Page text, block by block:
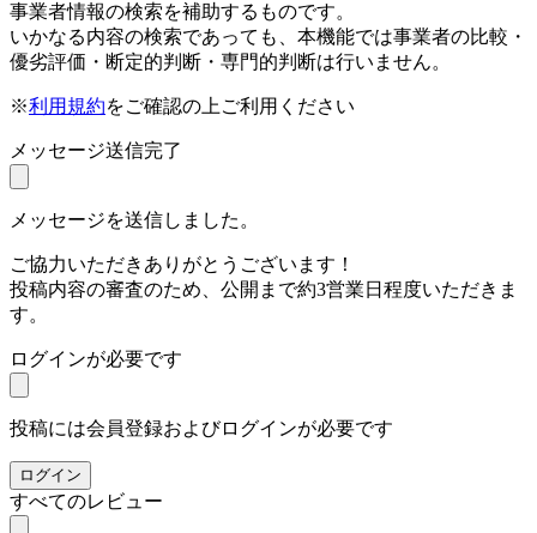
事業者情報の検索を補助するものです。
いかなる内容の検索であっても、本機能では事業者の比較・
優劣評価・断定的判断・専門的判断は行いません。
※利用規約をご確認の上ご利用ください
メッセージ送信完了
メッセージを送信しました。
ご協力いただきありがとうございます！
投稿内容の審査のため、公開まで約3営業日程度いただきま
す。
ログインが必要です
投稿には会員登録およびログインが必要です
ログイン
すべてのレビュー